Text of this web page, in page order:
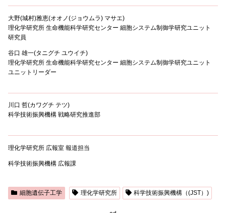
大野(城村)雅恵(オオノ(ジョウムラ) マサエ)
理化学研究所 生命機能科学研究センター 細胞システム制御学研究ユニット
研究員
谷口 雄一(タニグチ ユウイチ)
理化学研究所 生命機能科学研究センター 細胞システム制御学研究ユニット
ユニットリーダー
川口 哲(カワグチ テツ)
科学技術振興機構 戦略研究推進部
理化学研究所 広報室 報道担当
科学技術振興機構 広報課
細胞遺伝子工学 理化学研究所 科学技術振興機構（(JST）)